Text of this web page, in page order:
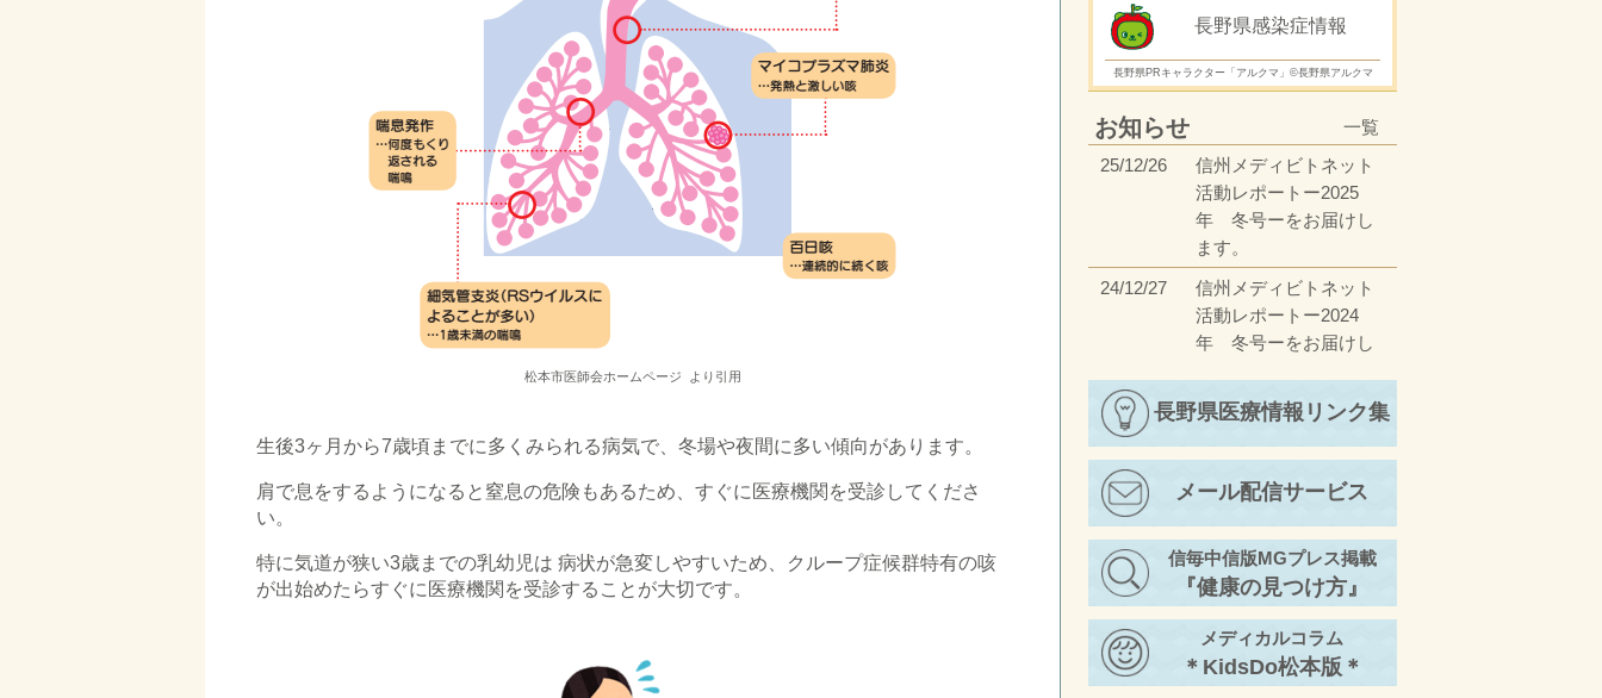
松本市医師会ホームページ より引用
生後3ヶ月から7歳頃までに多くみられる病気で、冬場や夜間に多い傾向があります。
肩で息をするようになると窒息の危険もあるため、すぐに医療機関を受診してくださ
い。
特に気道が狭い3歳までの乳幼児は 病状が急変しやすいため、クループ症候群特有の咳
が出始めたらすぐに医療機関を受診することが大切です。
長野県感染症情報
長野県PRキャラクター「アルクマ」©長野県アルクマ
一覧
お知らせ
25/12/26
信州メディビトネット
活動レポートー2025
年 冬号ーをお届けし
ます。
24/12/27
信州メディビトネット
活動レポートー2024
年 冬号ーをお届けし
23/12/27
信州メディビトネット
年 冬号ーをお届けし
ます。
23/4/17
信州メディビトネット
活動レポートー2023
年 春号ーをお届けし
ます。
22/11/30
信州メディビトネット
活動レポートー2022
長野県医療情報リンク集
メール配信サービス
信毎中信版MGプレス掲載
『健康の見つけ方』
メディカルコラム
＊KidsDo松本版＊